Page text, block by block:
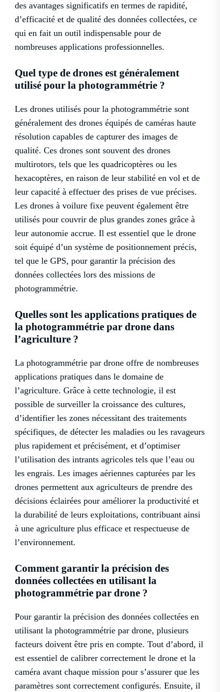
des avantages significatifs en termes de rapidité,
d’efficacité et de qualité des données collectées, ce
qui en fait un outil indispensable pour de
nombreuses applications professionnelles.
Quel type de drones est généralement
utilisé pour la photogrammétrie ?
Les drones utilisés pour la photogrammétrie sont
généralement des drones équipés de caméras haute
résolution capables de capturer des images de
qualité. Ces drones sont souvent des drones
multirotors, tels que les quadricoptères ou les
hexacoptères, en raison de leur stabilité en vol et de
leur capacité à effectuer des prises de vue précises.
Les drones à voilure fixe peuvent également être
utilisés pour couvrir de plus grandes zones grâce à
leur autonomie accrue. Il est essentiel que le drone
soit équipé d’un système de positionnement précis,
tel que le GPS, pour garantir la précision des
données collectées lors des missions de
photogrammétrie.
Quelles sont les applications pratiques de
la photogrammétrie par drone dans
l’agriculture ?
La photogrammétrie par drone offre de nombreuses
applications pratiques dans le domaine de
l’agriculture. Grâce à cette technologie, il est
possible de surveiller la croissance des cultures,
d’identifier les zones nécessitant des traitements
spécifiques, de détecter les maladies ou les ravageurs
plus rapidement et précisément, et d’optimiser
l’utilisation des intrants agricoles tels que l’eau ou
les engrais. Les images aériennes capturées par les
drones permettent aux agriculteurs de prendre des
décisions éclairées pour améliorer la productivité et
la durabilité de leurs exploitations, contribuant ainsi
à une agriculture plus efficace et respectueuse de
l’environnement.
Comment garantir la précision des
données collectées en utilisant la
photogrammétrie par drone ?
Pour garantir la précision des données collectées en
utilisant la photogrammétrie par drone, plusieurs
facteurs doivent être pris en compte. Tout d’abord, il
est essentiel de calibrer correctement le drone et la
caméra avant chaque mission pour s’assurer que les
paramètres sont correctement configurés. Ensuite, il